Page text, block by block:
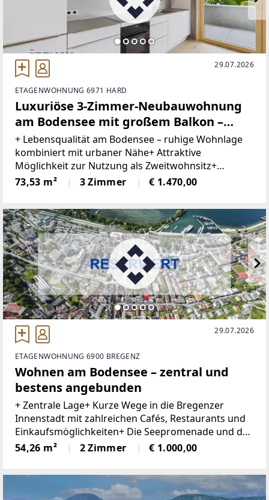
29.07.2026
ETAGENWOHNUNG 6971 HARD
Luxuriöse 3-Zimmer-Neubauwohnung
am Bodensee mit großem Balkon –
ideal als Haupt- oder Zweitwohnsitz
+ Lebensqualität am Bodensee – ruhige Wohnlage
kombiniert mit urbaner Nähe+ Attraktive
Möglichkeit zur Nutzung als Zweitwohnsitz+
Zahlreiche Radwege, Sportangebote, Vereine und
Naherholungsgebiete in der Umgebung+ Bodensee
73,53 m² 3 Zimmer € 1.470,00
29.07.2026
ETAGENWOHNUNG 6900 BREGENZ
Wohnen am Bodensee – zentral und
bestens angebunden
+ Zentrale Lage+ Kurze Wege in die Bregenzer
Innenstadt mit zahlreichen Cafés, Restaurants und
Einkaufsmöglichkeiten+ Die Seepromenade und der
Hafen sind bequem zu Fuß erreichbar+ Vielfältige
Freizeit- und Sportmöglichkeiten rund um den
54,26 m² 2 Zimmer € 1.000,00